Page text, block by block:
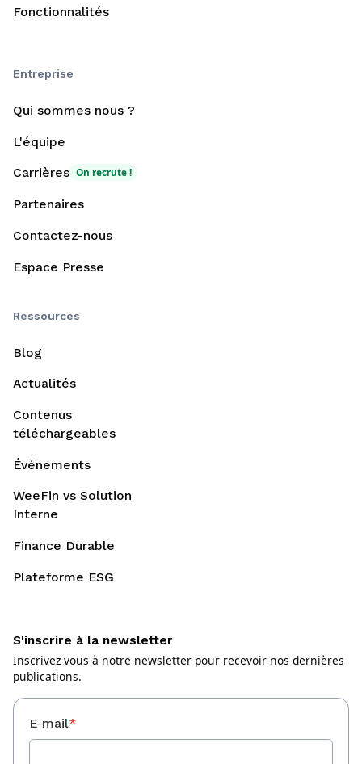
Fonctionnalités
Entreprise
Qui sommes nous ?
L'équipe
Carrières On recrute !
Partenaires
Contactez-nous
Espace Presse
Ressources
Blog
Actualités
Contenus
téléchargeables
Événements
WeeFin vs Solution
Interne
Finance Durable
Plateforme ESG
S'inscrire à la newsletter
Inscrivez vous à notre newsletter pour recevoir nos dernières
publications.
E-mail*